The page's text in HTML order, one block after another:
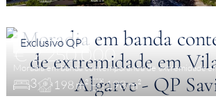
€ 2,250,000
Moradia em banda contemporânea de extremidade
3 198 m² 198 m²
Exclusivo QP